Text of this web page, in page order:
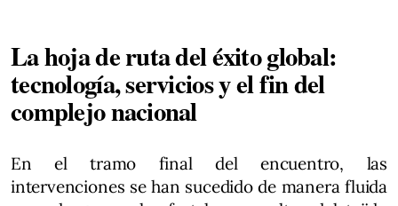
La hoja de ruta del éxito global:
tecnología, servicios y el fin del
complejo nacional
En el tramo final del encuentro, las
intervenciones se han sucedido de manera fluida